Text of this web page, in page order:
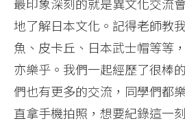
地了解日本文化。記得老師教
魚、皮卡丘、日本武士帽等等
亦樂乎。我們一起經歷了很棒
們也有更多的交流，同學們都
直拿手機拍照，想要紀錄這一